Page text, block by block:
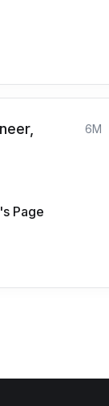
6M
Page